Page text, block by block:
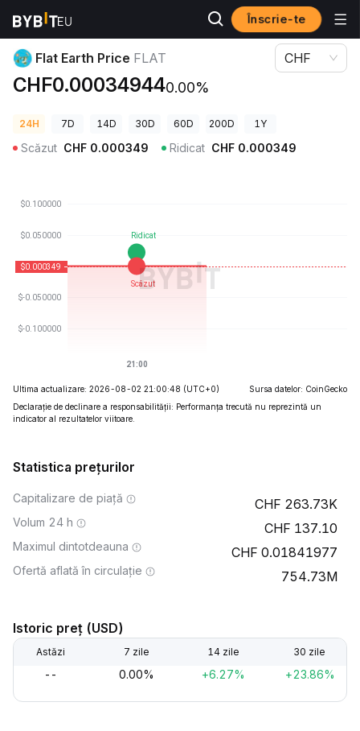
Înscrie-te
Prețuri Crypto
Flat Earth Price FLAT
CHF0.000349440.00%
CHF
24H 7D 14D 30D 60D 200D 1Y
Scăzut CHF 0.000349 Ridicat CHF 0.000349
Ultima actualizare: 2026-08-02 21:00:48 (UTC+0)
Sursa datelor: CoinGecko
Declarație de declinare a responsabilității: Performanța trecută nu reprezintă un
indicator al rezultatelor viitoare.
Statistica prețurilor
Capitalizare de piață 263.73K
Volum 24 h 137.10
Maximul dintotdeauna 0.01841977
Ofertă aflată în circulație 754.73M
Istoric preț (USD)
Astăzi 7 zile 14 zile 30 zile
-- 0.00% +6.27% +23.86%